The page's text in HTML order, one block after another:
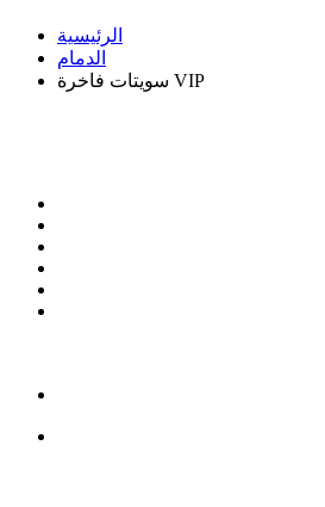
الرئيسية
الدمام
سويتات فاخرة VIP